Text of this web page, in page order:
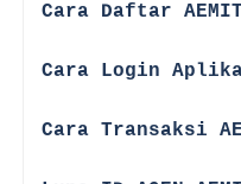
Cara Daftar
Cara Login
Cara Transaksi